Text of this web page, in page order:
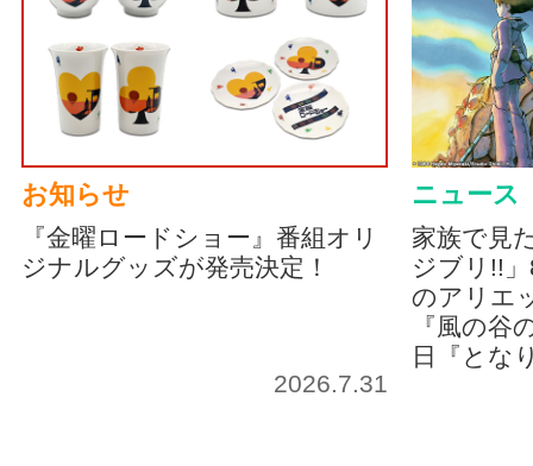
お知らせ
『金曜ロードショー』番組オリ
ジナルグッズが発売決定！
2026.7.31
ニュース
家族で見
ジブリ!!
のアリエ
『風の谷
日『とな